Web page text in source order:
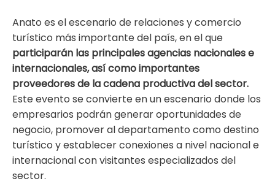
Anato es el escenario de relaciones y comercio
turístico más importante del país, en el que
participarán las principales agencias nacionales e
internacionales, así como importantes
proveedores de la cadena productiva del sector.
Este evento se convierte en un escenario donde los
empresarios podrán generar oportunidades de
negocio, promover al departamento como destino
turístico y establecer conexiones a nivel nacional e
internacional con visitantes especializados del
sector.